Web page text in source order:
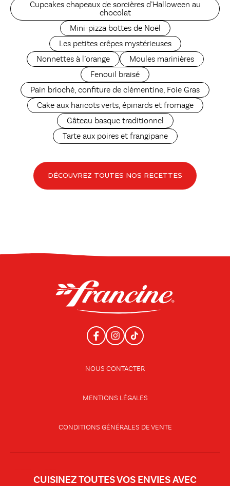
Cupcakes chapeaux de sorcières d’Halloween au
chocolat
Mini-pizza bottes de Noël
Les petites crêpes mystérieuses
Nonnettes à l’orange
Moules marinières
Fenouil braisé
Pain brioché, confiture de clémentine, Foie Gras
Cake aux haricots verts, épinards et fromage
Gâteau basque traditionnel
Tarte aux poires et frangipane
DÉCOUVREZ TOUTES NOS RECETTES
NOUS CONTACTER
MENTIONS LÉGALES
CONDITIONS GÉNÉRALES DE VENTE
CUISINEZ TOUTES VOS ENVIES AVEC